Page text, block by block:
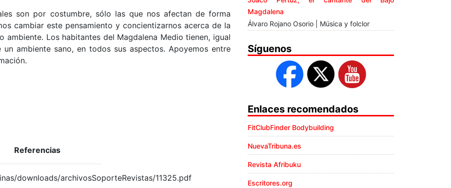
son por costumbre, sólo las que nos afectan de forma
cambiar este pensamiento y concientizarnos acerca de la
ambiente. Los habitantes del Magdalena Medio tienen, igual
ambiente sano, en todos sus aspectos. Apoyemos entre
Referencias
downloads/archivosSoporteRevistas/11325.pdf
Magdalena
Álvaro Rojano Osorio | Música y folclor
Síguenos
Enlaces recomendados
FitClubFinder Bodybuilding
NuevaTribuna.es
Revista Afribuku
Escritores.org